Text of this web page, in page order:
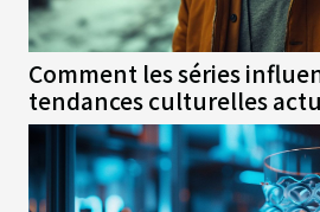
Comment les séries
tendances culturelles